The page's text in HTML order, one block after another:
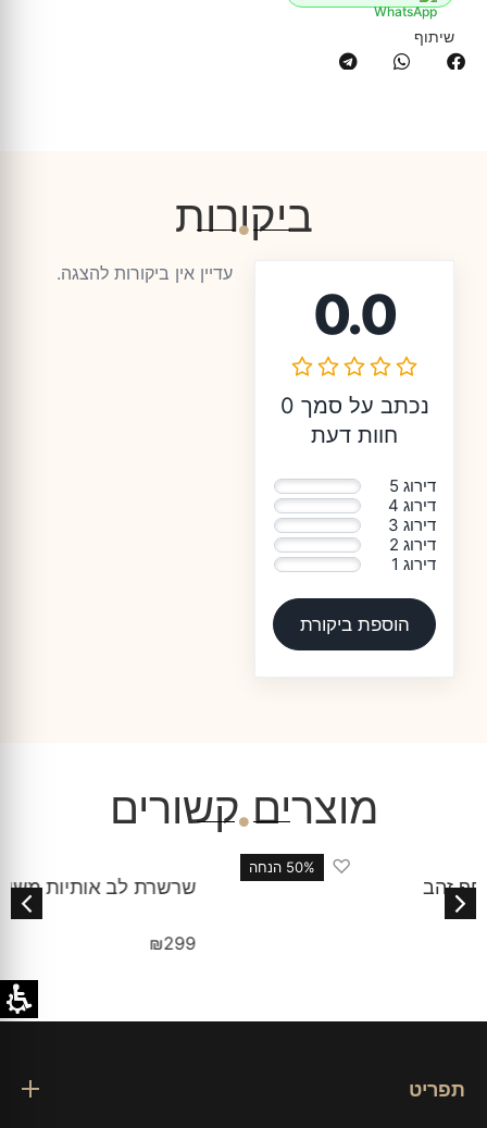
שיתוף
ביקורות
0.0
נכתב על סמך 0
חוות דעת
דירוג 5
דירוג 4
דירוג 3
דירוג 2
דירוג 1
הוספת ביקורת
עדיין אין ביקורות להצגה.
מוצרים קשורים
שרשרת לב אותיות משובצות
תפריט